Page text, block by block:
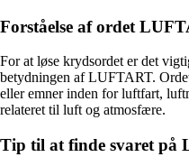
Forståelse af ordet
For at løse krydsordet er det
betydningen af LUFTART.
eller emner inden for luftfart,
relateret til luft og atmosfære.
Tip til at finde svaret på